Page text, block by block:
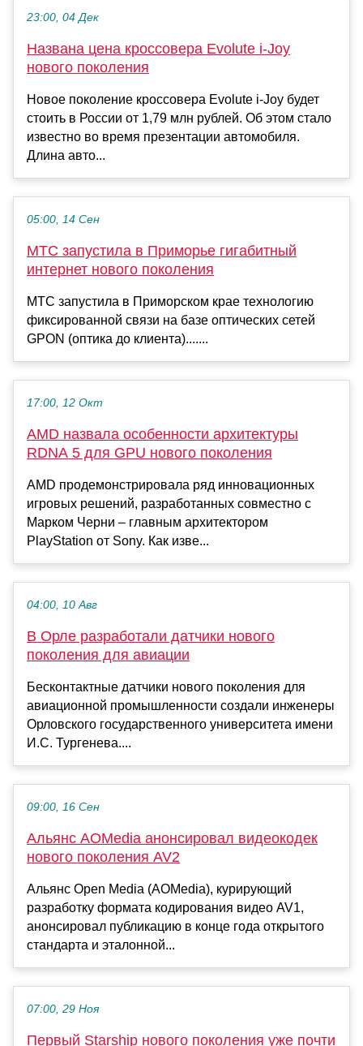
23:00, 04 Дек
Названа цена кроссовера Evolute i-Joy
нового поколения
Новое поколение кроссовера Evolute i-Joy будет
стоить в России от 1,79 млн рублей. Об этом стало
известно во время презентации автомобиля.
Длина авто...
05:00, 14 Сен
МТС запустила в Приморье гигабитный
интернет нового поколения
МТС запустила в Приморском крае технологию
фиксированной связи на базе оптических сетей
GPON (оптика до клиента).......
17:00, 12 Окт
AMD назвала особенности архитектуры
RDNA 5 для GPU нового поколения
AMD продемонстрировала ряд инновационных
игровых решений, разработанных совместно с
Марком Черни – главным архитектором
PlayStation от Sony. Как изве...
04:00, 10 Авг
В Орле разработали датчики нового
поколения для авиации
Бесконтактные датчики нового поколения для
авиационной промышленности создали инженеры
Орловского государственного университета имени
И.С. Тургенева....
09:00, 16 Сен
Альянс AOMedia анонсировал видеокодек
нового поколения AV2
Альянс Open Media (AOMedia), курирующий
разработку формата кодирования видео AV1,
анонсировал публикацию в конце года открытого
стандарта и эталонной...
07:00, 29 Ноя
Первый Starship нового поколения уже почти